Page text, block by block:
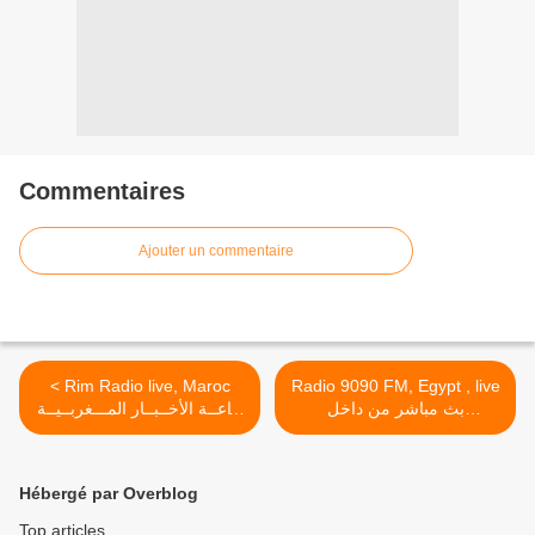
Commentaires
Ajouter un commentaire
< Rim Radio live, Maroc
إذاعــة الأخــبــار المـــغربــيــة
على المباشر
Radio 9090 FM, Egypt , live
بث مباشر من داخل
استوديوهات الراديو >
Hébergé par Overblog
Top articles